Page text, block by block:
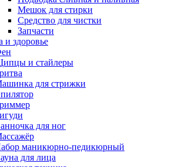
Мешок для стирки
Средство для чистки
Запчасти
и здоровье
и стайлеры
для стрижки
для ног
маникюрно-педикюрный
для лица